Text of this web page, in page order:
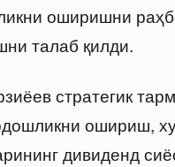
оширишни
талаб қилди.
стратегик
ошириш,
дивиденд